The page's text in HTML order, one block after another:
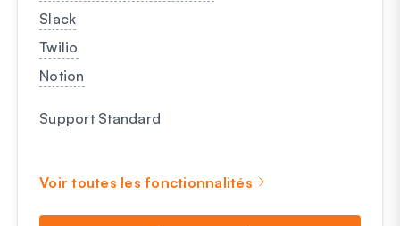
Slack
Twilio
Notion
Support Standard
Voir toutes les fonctionnalités